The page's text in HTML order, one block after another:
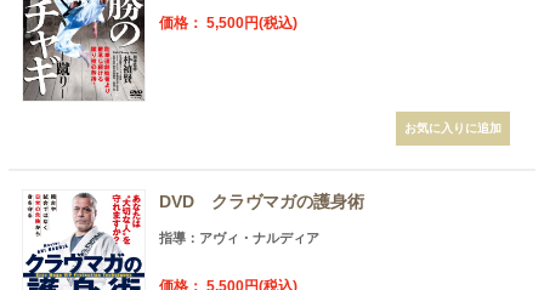
価格： 5,500円(税込)
DVD クラヴマガの護身術
指導：アヴィ・ナルディア
価格： 5,500円(税込)